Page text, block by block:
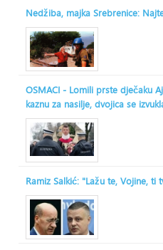
Nedžiba, majka Srebrenice:
OSMACI - Lomili prste dječaku
kaznu za nasilje, dvojica se
Ramiz Salkić: "Lažu te, Vojine, ti